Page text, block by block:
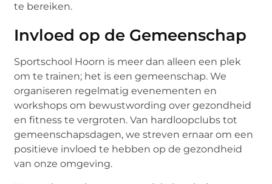
te bereiken.
Invloed op de Gemeenschap
Sportschool Hoorn is meer dan alleen een plek
om te trainen; het is een gemeenschap. We
organiseren regelmatig evenementen en
workshops om bewustwording over gezondheid
en fitness te vergroten. Van hardloopclubs tot
gemeenschapsdagen, we streven ernaar om een
positieve invloed te hebben op de gezondheid
van onze omgeving.